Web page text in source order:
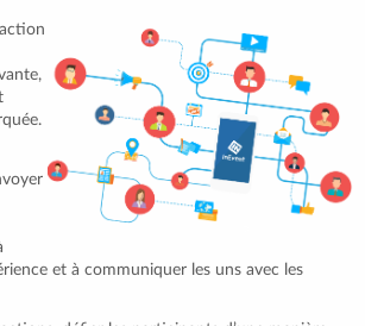
et à communiquer les uns avec les